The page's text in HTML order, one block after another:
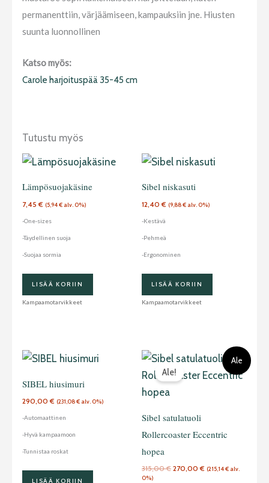
permanenttiin, värjäämiseen, kampauksiin jne. Hiusten
suunta luonnollinen
Katso myös:
Carole harjoituspää 35-45 cm
Tutustu myös
Lämpösuojakäsine
7,45€ (5,94€ alv. 0%)
-One-sizes
-Täydellinen suoja
-Suojaa sormia
LISÄÄ KORIIN
Kampaamotarvikkeet
Sibel niskasuti
12,40€ (9,88€ alv. 0%)
-Kestävä
-Pehmeä
-Ergonominen
LISÄÄ KORIIN
Kampaamotarvikkeet
SIBEL hiusimuri
290,00€ (231,08€ alv. 0%)
-Automaattinen
-Hyvä kampaamoon
-Tunnistaa roskat
LISÄÄ KORIIN
Ale
Ale!
Sibel satulatuoli
Rollercoaster Eccentric
hopea
315,00€
Alkuperäinen
hinta
oli:
315,00 €.
270,00€
Nykyinen
hinta
on:
270,00 €.
(215,14€ alv.
0%)